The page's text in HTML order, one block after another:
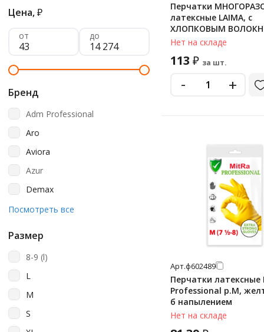
Цена,₽
от до
Бренд
Adm Professional
Aro
Aviora
Azur
Demax
Horeca
Jeta Safety
Посмотреть все
Размер
8-9 (l)
L
M
S
Перчатки
латексные LAIMA, с
ХЛОПКОВЫМ
черные, размер XL
большой), вес 65 г,
Нет на складе
113 ₽ за шт.
- +
Арт.ф602489
Перчатки
Professional р.M,
б напылением
Нет на складе